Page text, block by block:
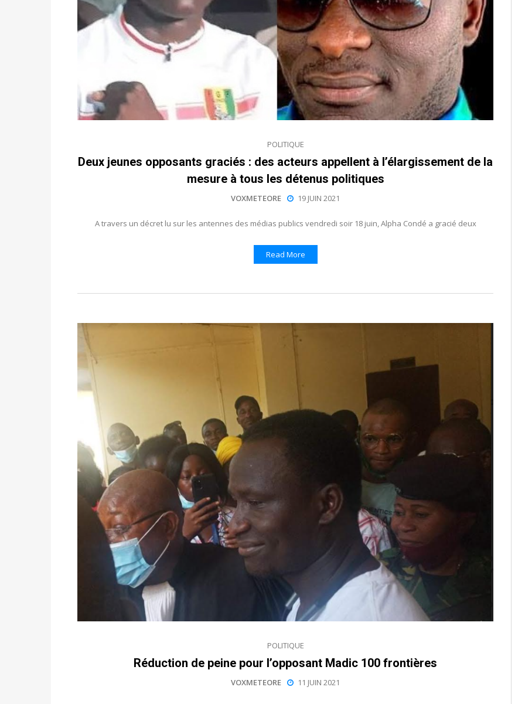
POLITIQUE
Deux jeunes opposants graciés : des acteurs appellent à l’élargissement de la
mesure à tous les détenus politiques
VOXMETEORE 19 JUIN 2021
A travers un décret lu sur les antennes des médias publics vendredi soir 18 juin, Alpha Condé a gracié deux
Read More
POLITIQUE
Réduction de peine pour l’opposant Madic 100 frontières
VOXMETEORE 11 JUIN 2021